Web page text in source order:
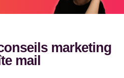
marketing
mail